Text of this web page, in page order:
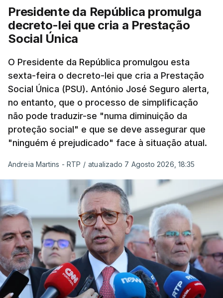
Presidente da República promulga
decreto-lei que cria a Prestação
Social Única
O Presidente da República promulgou esta
sexta-feira o decreto-lei que cria a Prestação
Social Única (PSU). António José Seguro alerta,
no entanto, que o processo de simplificação
não pode traduzir-se "numa diminuição da
proteção social" e que se deve assegurar que
"ninguém é prejudicado" face à situação atual.
Andreia Martins - RTP / atualizado 7 Agosto 2026, 18:35